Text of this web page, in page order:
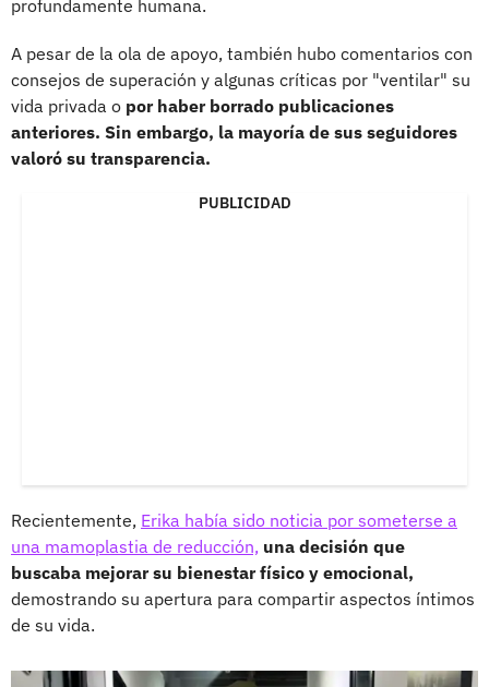
profundamente humana.
A pesar de la ola de apoyo, también hubo comentarios con
consejos de superación y algunas críticas por "ventilar" su
vida privada o por haber borrado publicaciones
anteriores. Sin embargo, la mayoría de sus seguidores
valoró su transparencia.
PUBLICIDAD
Recientemente, Erika había sido noticia por someterse a
una mamoplastia de reducción, una decisión que
buscaba mejorar su bienestar físico y emocional,
demostrando su apertura para compartir aspectos íntimos
de su vida.